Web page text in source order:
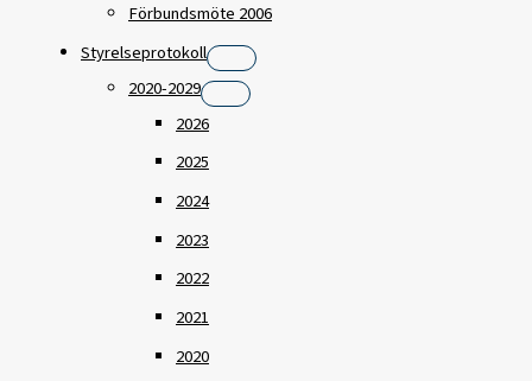
Förbundsmöte 2006
Styrelseprotokoll
2020-2029
2026
2025
2024
2023
2022
2021
2020